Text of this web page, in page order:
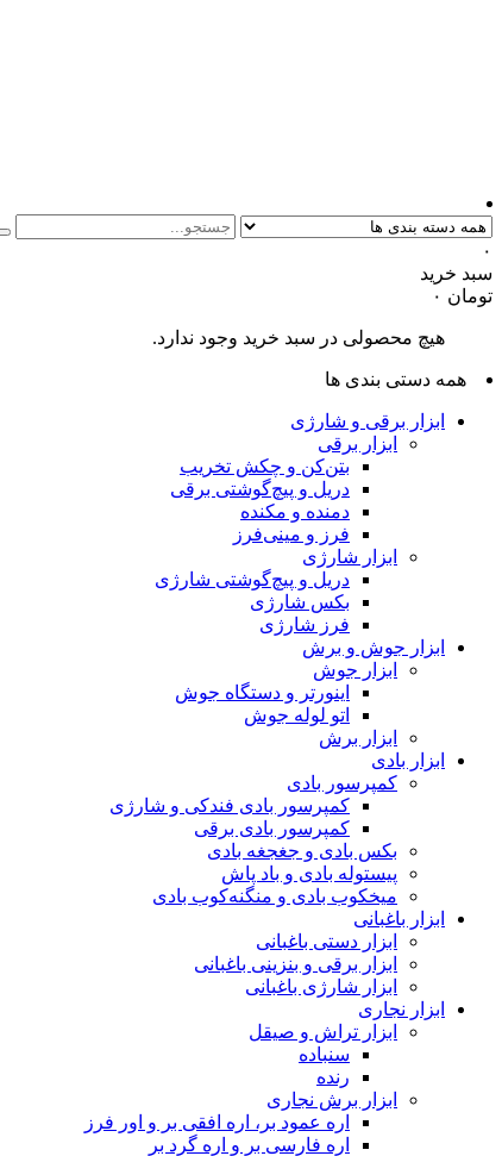
۰
سبد خرید
تومان
هیچ محصولی در سبد خرید وجود ندارد.
همه دستی بندی ها
ابزار برقی و شارژی
ابزار برقی
بتن‌کن و چکش تخریب
دریل و پیچ‌گوشتی برقی
دمنده و مکنده
فرز و مینی‌فرز
ابزار شارژی
دریل و پیچ‌گوشتی شارژی
بکس شارژی
فرز شارژی
ابزار جوش و برش
ابزار جوش
اینورتر و دستگاه جوش
اتو لوله جوش
ابزار برش
ابزار بادی
کمپرسور بادی
کمپرسور بادی فندکی و شارژی
کمپرسور بادی برقی
بکس بادی و جغجغه بادی
پیستوله بادی و باد پاش
میخکوب بادی و منگنه‌کوب بادی
ابزار باغبانی
ابزار دستی باغبانی
ابزار برقی و بنزینی باغبانی
ابزار شارژی باغبانی
ابزار نجاری
ابزار تراش و صیقل
سنباده
رنده
ابزار برش نجاری
اره عمود بر، اره افقی بر و اور فرز
اره فارسی بر و اره گرد بر